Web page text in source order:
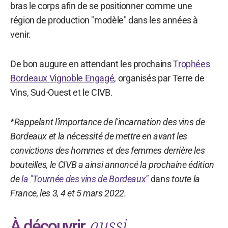
bras le corps afin de se positionner comme une
région de production "modèle" dans les années à
venir.
De bon augure en attendant les prochainsTrophées
Bordeaux Vignoble Engagé, organisés par Terre de
Vins, Sud-Ouest et le CIVB.
*Rappelant l'importance de l'incarnation des vins de
Bordeaux et la nécessité de mettre en avant les
convictions des hommes et des femmes derrière les
bouteilles, le CIVB a ainsi annoncé la prochaine édition
dela "Tournée des vins de Bordeaux"dans toute la
France, les 3, 4 et 5 mars 2022.